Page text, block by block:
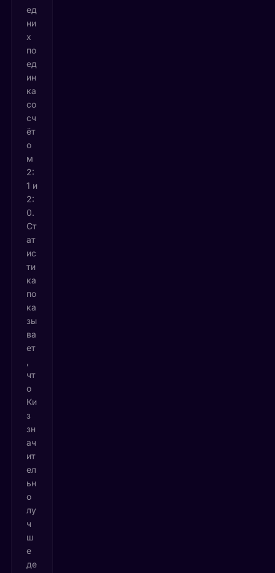
ед
ни
х
по
ед
ин
ка
со
сч
ёт
о
м
2:
1 и
2:
0.
Ст
ат
ис
ти
ка
по
ка
зы
ва
ет
чт
о
Ки
з
зн
ач
ит
ел
ьн
о
лу
ч
ш
е
де